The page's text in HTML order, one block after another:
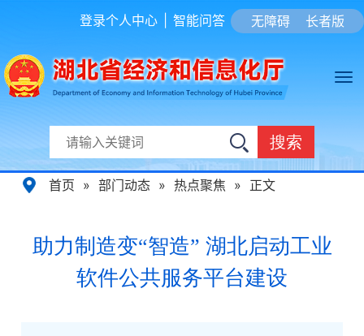
无障碍 长者版
登录个人中心 智能问答
搜索
首页 » 部门动态 » 热点聚焦 » 正文
助力制造变“智造” 湖北启动工业
软件公共服务平台建设